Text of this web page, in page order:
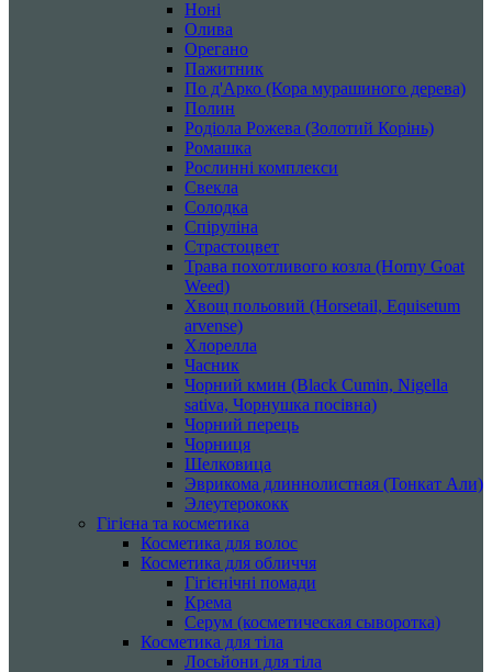
Ноні
Олива
Орегано
Пажитник
По д'Арко (Кора мурашиного дерева)
Полин
Родіола Рожева (Золотий Корінь)
Ромашка
Рослинні комплекси
Свекла
Солодка
Спіруліна
Страстоцвет
Трава похотливого козла (Horny Goat
Weed)
Хвощ польовий (Horsetail, Equisetum
arvense)
Хлорелла
Часник
Чорний кмин (Black Cumin, Nigella
sativa, Чорнушка посівна)
Чорний перець
Чорниця
Шелковица
Эврикома длиннолистная (Тонкат Али)
Элеутерококк
Гігієна та косметика
Косметика для волос
Косметика для обличчя
Гігієнічні помади
Крема
Серум (косметическая сыворотка)
Косметика для тіла
Лосьйони для тіла